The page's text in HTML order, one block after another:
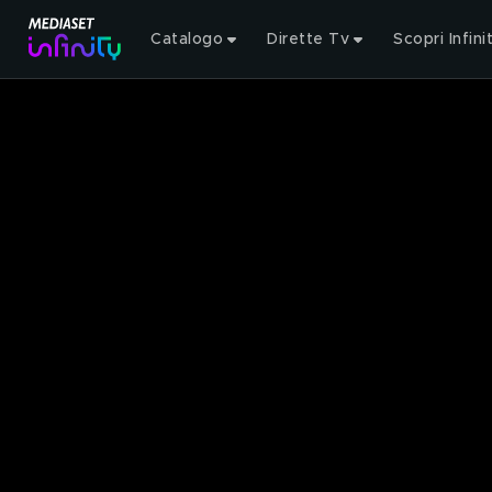
Catalogo Dirette Tv Scopri